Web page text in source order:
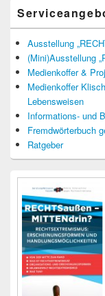
Ausstellung
(Mini)Ausstellung
Medienkoffer &
Medienkoffer
Lebensweisen
Informations- und
Fremdwörterbuch
Ratgeber